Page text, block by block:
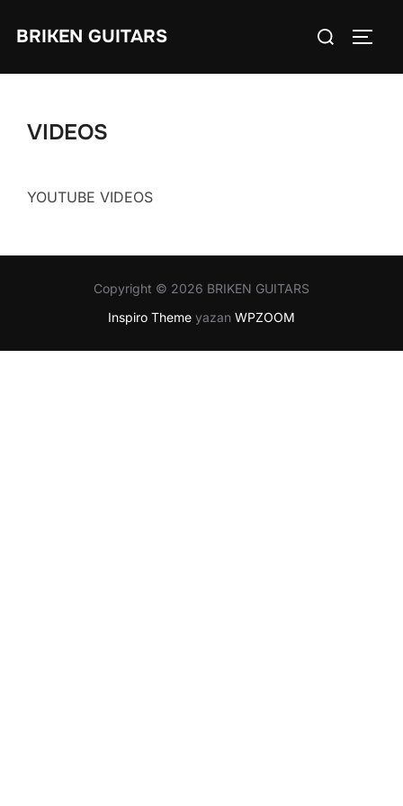
geçBRIKEN GUITARS
Aranacak
VIDEOS
YOUTUBE VIDEOS
Copyright © 2026 BRIKEN GUITARS
Inspiro Theme yazan WPZOOM